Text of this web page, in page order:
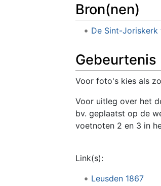
Bron(nen)
De Sint-
Gebeurtenis
Voor foto's kies als
Voor uitleg over het
bv. geplaatst op de
voetnoten 2 en 3 in
Link(s):
Leusden 1867